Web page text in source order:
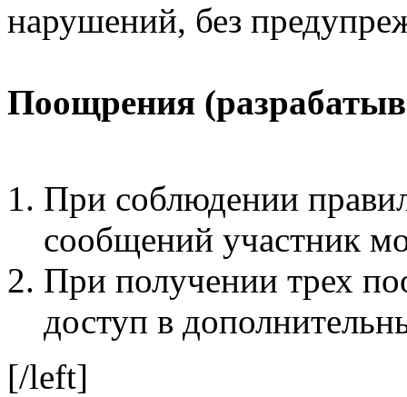
нарушений, без
Поощрения
При соблюдении
сообщений участник
При получении трех
доступ в
[/left]